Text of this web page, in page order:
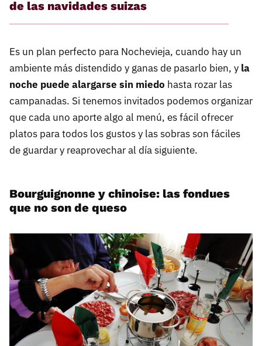
de las navidades suizas
Es un plan perfecto para Nochevieja, cuando hay un
ambiente más distendido y ganas de pasarlo bien, y la
noche puede alargarse sin miedo hasta rozar las
campanadas. Si tenemos invitados podemos organizar
que cada uno aporte algo al menú, es fácil ofrecer
platos para todos los gustos y las sobras son fáciles
de guardar y reaprovechar al día siguiente.
Bourguignonne y chinoise: las fondues
que no son de queso